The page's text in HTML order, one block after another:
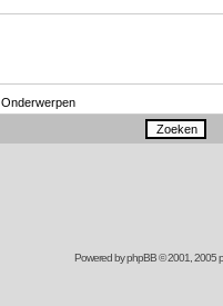
Onderwerpen
Powered byphpBB© 2001, 2005